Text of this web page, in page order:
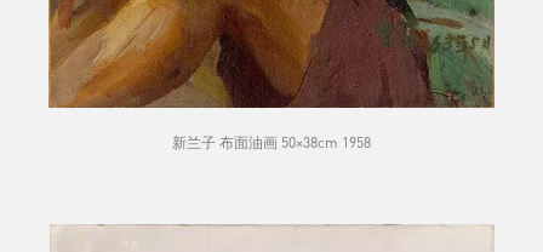
新兰子 布面油画 50×38cm 1958